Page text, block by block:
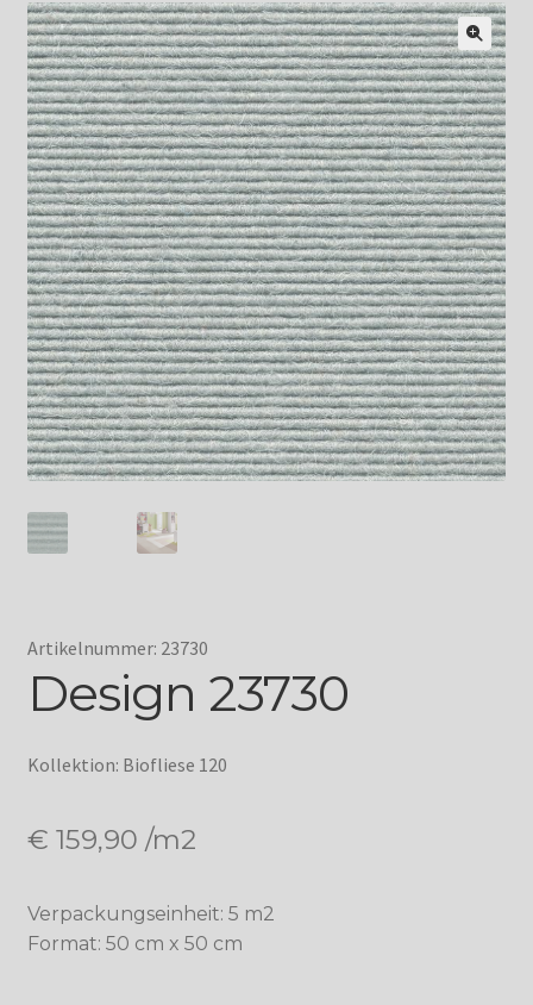
Artikelnummer: 23730
Design 23730
Kollektion: Biofliese 120
€ 159,90 /m2
Verpackungseinheit: 5 m2
Format: 50 cm x 50 cm